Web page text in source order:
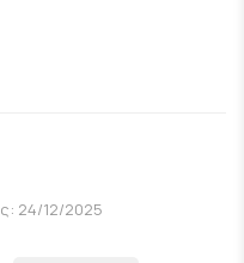
24/12/2025